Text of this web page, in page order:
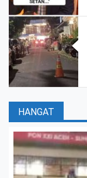
HANGAT